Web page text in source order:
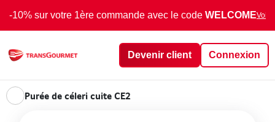
-10% sur votre 1ère commande avec le code WELCOMEVoir
Devenir client Connexion
Purée de céleri cuite CE2